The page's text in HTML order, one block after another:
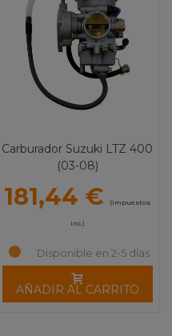
Carburador Suzuki LTZ 400
(03-08)
181,44 € (impuestos
inc.)
Disponible en 2-5 días
AÑADIR AL CARRITO